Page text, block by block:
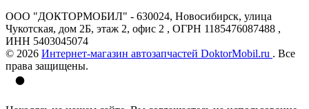
ООО "ДОКТОРМОБИЛ" - 630024, Новосибирск, улица
Чукотская, дом 2Б, этаж 2, офис 2 , ОГРН 1185476087488 ,
ИНН 5403045074
© 2026 Интернет-магазин автозапчастей DoktorMobil.ru . Все
права защищены.